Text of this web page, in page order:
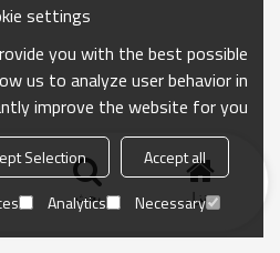
منزل بحث
settings
you with the best possible
us to analyze user behavior in
improve the website for you.
Accept all
Selection
Necessary
Analytics